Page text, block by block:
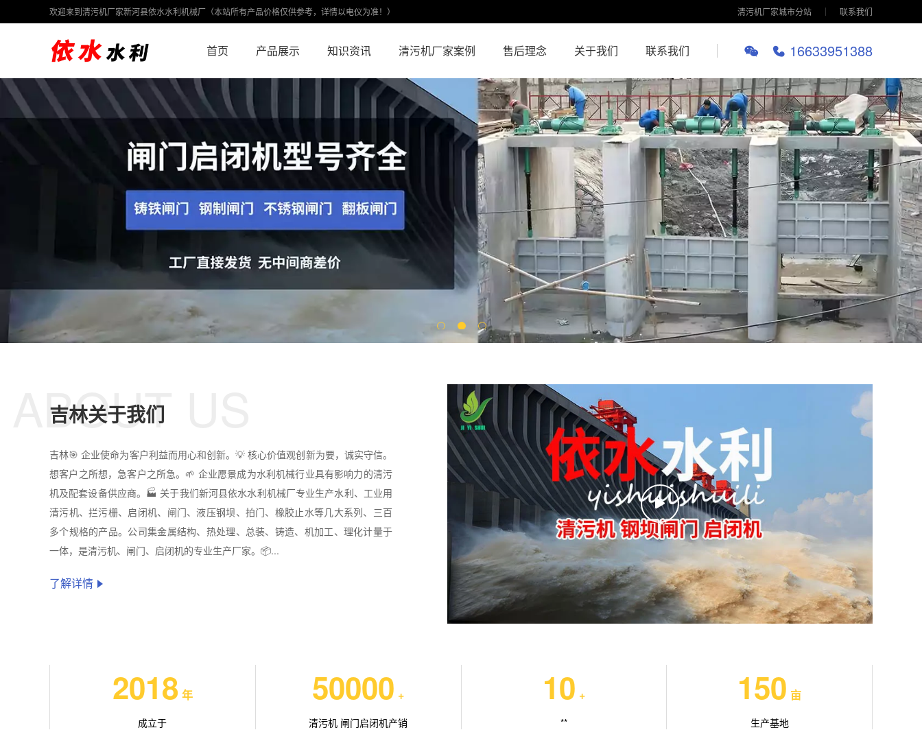
欢迎来到清污机厂家新河县依水水利机械厂（本站所有产品价格仅供参考，详情以电仪为准！） 清污机厂家城市分站 联系我们
16633951388
首页 产品展示 知识资讯 清污机厂家案例 售后理念 关于我们 联系我们
吉林关于我们
ABOUT US
吉林🎯 企业使命为客户利益而用心和创新。💡 核心价值观创新为要，诚实守信。
想客户之所想，急客户之所急。🌱 企业愿景成为水利机械行业具有影响力的清污
机及配套设备供应商。🏭 关于我们新河县依水水利机械厂专业生产水利、工业用
清污机、拦污栅、启闭机、闸门、液压钢坝、拍门、橡胶止水等几大系列、三百
多个规格的产品。公司集金属结构、热处理、总装、铸造、机加工、理化计量于
一体，是清污机、闸门、启闭机的专业生产厂家。📦...
了解详情
2018 年
成立于
50000 +
清污机 闸门启闭机产销
10 +
**
150 亩
生产基地